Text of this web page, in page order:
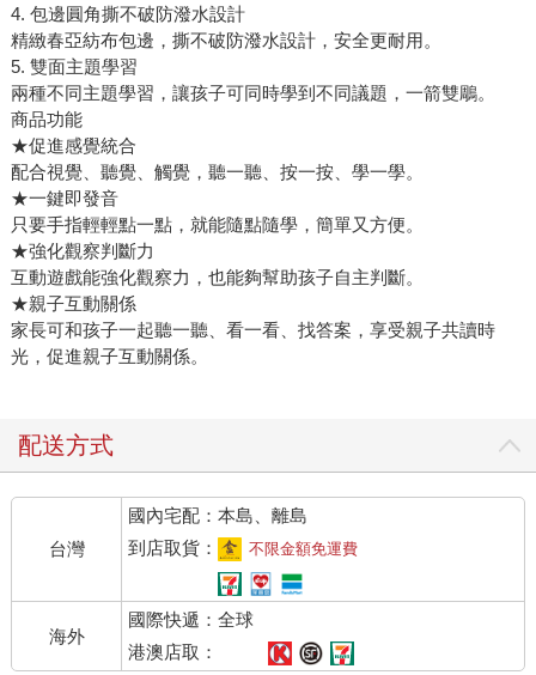
4. 包邊圓角撕不破防潑水設計
精緻春亞紡布包邊，撕不破防潑水設計，安全更耐用。
5. 雙面主題學習
兩種不同主題學習，讓孩子可同時學到不同議題，一箭雙鵰。
商品功能
★促進感覺統合
配合視覺、聽覺、觸覺，聽一聽、按一按、學一學。
★一鍵即發音
只要手指輕輕點一點，就能隨點隨學，簡單又方便。
★強化觀察判斷力
互動遊戲能強化觀察力，也能夠幫助孩子自主判斷。
★親子互動關係
家長可和孩子一起聽一聽、看一看、找答案，享受親子共讀時
光，促進親子互動關係。
配送方式
台灣
國內宅配：本島、離島
到店取貨：
不限金額免運費
海外
國際快遞：全球
港澳店取：